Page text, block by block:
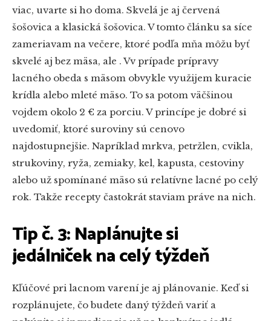
viac, uvarte si ho doma. Skvelá je aj červená
šošovica a klasická šošovica. V tomto článku sa síce
zameriavam na večere, ktoré podľa mňa môžu byť
skvelé aj bez mäsa, ale . Vv prípade prípravy
lacného obeda s mäsom obvykle využijem kuracie
krídla alebo mleté mäso. To sa potom väčšinou
vojdem okolo 2 € za porciu. V princípe je dobré si
uvedomiť, ktoré suroviny sú cenovo
najdostupnejšie. Napríklad mrkva, petržlen, cvikla,
strukoviny, ryža, zemiaky, kel, kapusta, cestoviny
alebo už spomínané mäso sú relatívne lacné po celý
rok. Takže recepty častokrát staviam práve na nich.
Tip č. 3: Naplánujte si
jedálniček na celý týždeň
Kľúčové pri lacnom varení je aj plánovanie. Keď si
rozplánujete, čo budete daný týždeň variť a